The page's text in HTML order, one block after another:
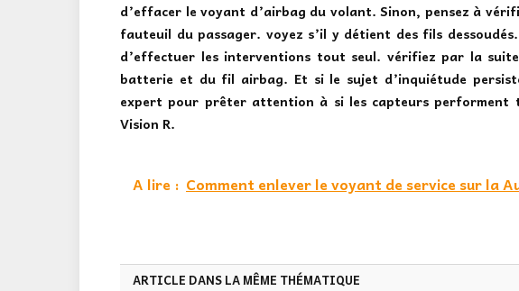
d’effacer le voyant d’airbag du volant. Sinon, pensez à
fauteuil du passager. voyez s’il y détient des fils
d’effectuer les interventions tout seul. vérifiez par la
batterie et du fil airbag. Et si le sujet d’inquiétude
expert pour prêter attention à si les capteurs performent
Vision R.
A lire : Comment enlever le voyant de service sur la
ARTICLE DANS LA MÊME THÉMATIQUE